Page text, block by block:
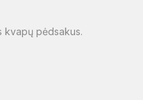
kvapų pėdsakus.